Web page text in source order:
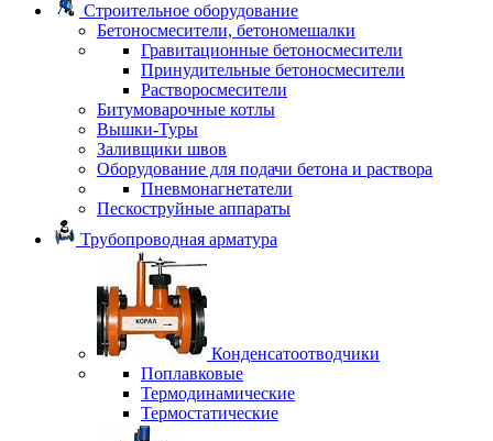
Строительное оборудование
Бетоносмесители, бетономешалки
Гравитационные бетоносмесители
Принудительные бетоносмесители
Растворосмесители
Битумоварочные котлы
Вышки-Туры
Заливщики швов
Оборудование для подачи бетона и раствора
Пневмонагнетатели
Пескоструйные аппараты
Трубопроводная арматура
Конденсатоотводчики
Поплавковые
Термодинамические
Термостатические